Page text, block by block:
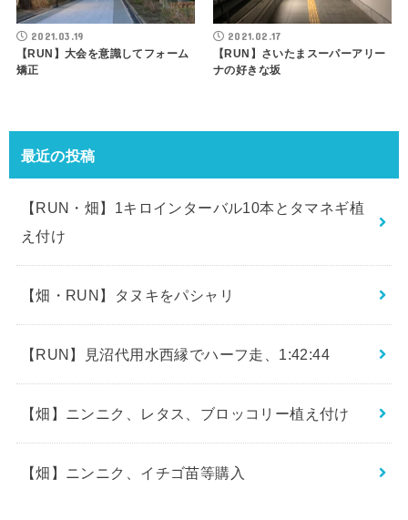
2021.03.19
【RUN】大会を意識してフォーム
矯正
2021.02.17
【RUN】さいたまスーパーアリー
ナの好きな坂
最近の投稿
【RUN・畑】1キロインターバル10本とタマネギ植
え付け
【畑・RUN】タヌキをパシャリ
【RUN】見沼代用水西縁でハーフ走、1:42:44
【畑】ニンニク、レタス、ブロッコリー植え付け
【畑】ニンニク、イチゴ苗等購入